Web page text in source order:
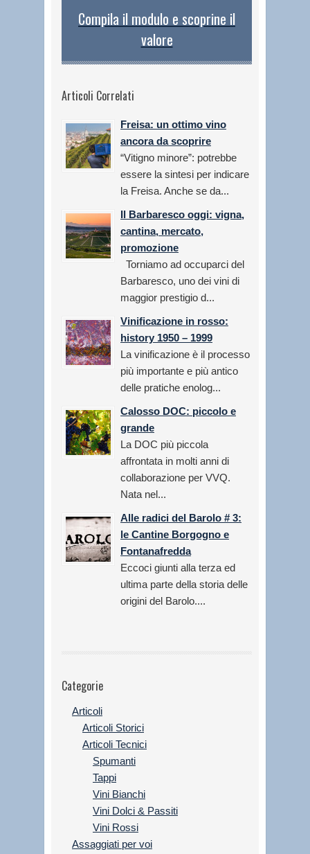
Compila il modulo e scoprine il
valore
Articoli Correlati
Freisa: un ottimo vino
ancora da scoprire
“Vitigno minore”: potrebbe
essere la sintesi per indicare
la Freisa. Anche se da...
Il Barbaresco oggi: vigna,
cantina, mercato,
promozione
Torniamo ad occuparci del
Barbaresco, uno dei vini di
maggior prestigio d...
Vinificazione in rosso:
history 1950 – 1999
La vinificazione è il processo
più importante e più antico
delle pratiche enolog...
Calosso DOC: piccolo e
grande
La DOC più piccola
affrontata in molti anni di
collaborazione per VVQ.
Nata nel...
Alle radici del Barolo # 3:
le Cantine Borgogno e
Fontanafredda
Eccoci giunti alla terza ed
ultima parte della storia delle
origini del Barolo....
Categorie
Articoli
Articoli Storici
Articoli Tecnici
Spumanti
Tappi
Vini Bianchi
Vini Dolci & Passiti
Vini Rossi
Assaggiati per voi